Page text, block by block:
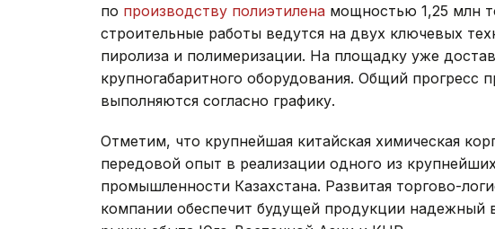
по производству полиэтилена мощностью 1,25 млн
строительные работы ведутся на двух ключевых
пиролиза и полимеризации. На площадку уже
крупногабаритного оборудования. Общий прогресс
выполняются согласно графику.
Отметим, что крупнейшая китайская химическая
передовой опыт в реализации одного из
промышленности Казахстана. Развитая торгово-
компании обеспечит будущей продукции надежный